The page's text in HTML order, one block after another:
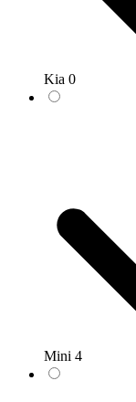
Kia 0
Mini 4